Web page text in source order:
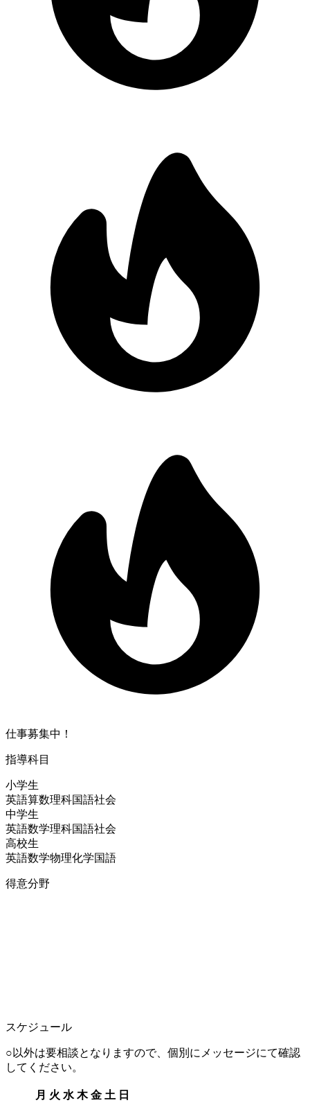
仕事募集中！
指導科目
小学生
英語算数理科国語社会
中学生
英語数学理科国語社会
高校生
英語数学物理化学国語
得意分野
スケジュール
○以外は要相談となりますので、個別にメッセージにて確認
してください。
月 火 水 木 金 土 日